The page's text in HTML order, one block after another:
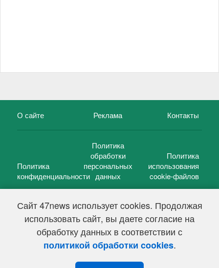
Сайт 47news использует cookies. Продолжая
использовать сайт, вы даете согласие на
обработку данных в соответствии с
политикой обработки cookies.
О сайте Реклама Контакты
Политика
конфиденциальности
Политика
обработки
персональных
данных
Политика
использования
cookie-файлов
47 новостей (47 news)2005 — 2026 г.
Свидетельство о регистрации СМИ Эл № ФС 77-39848, выдано
Федеральной службой по надзору в сфере связи,
информационных технологий и массовых коммуникаций